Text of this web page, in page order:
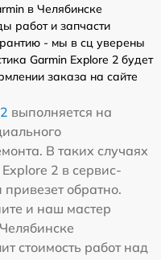
в Челябинске
работ и запчасти
- мы в сц уверены
Garmin Explore 2 будет
заказа на сайте
выполняется на
В таких случаях
2 в сервис-
обратно.
и наш мастер
стоимость работ над